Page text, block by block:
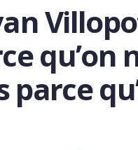
qu’on
parce